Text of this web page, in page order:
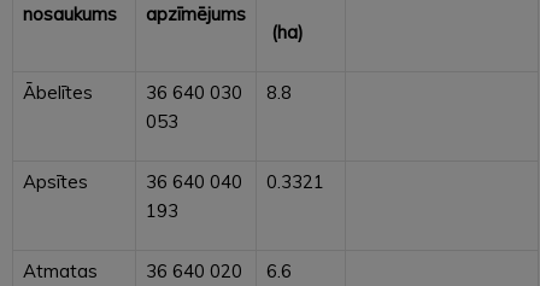
nosaukums
apzīmējums
(ha)
Ābelītes
36 640 030
053
8.8
Apsītes
36 640 040
193
0.3321
Atmatas
36 640 020
6.6